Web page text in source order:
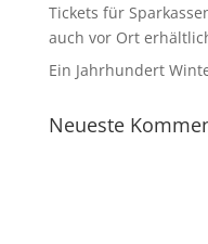
Tickets für
auch vor Ort
Ein Jahrhundert
Neueste